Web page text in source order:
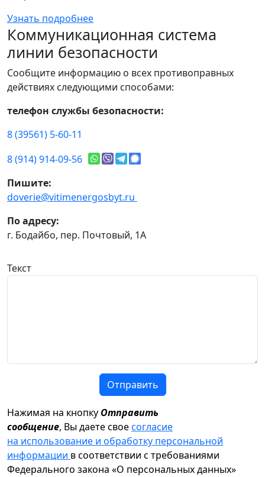
Узнать подробнее
Коммуникационная система
линии безопасности
Сообщите информацию о всех противоправных
действиях следующими способами:
телефон службы безопасности:
8 (39561) 5-60-11
8 (914) 914-09-56
Пишите:
doverie@vitimenergosbyt.ru
По адресу:
г. Бодайбо, пер. Почтовый, 1А
Текст
Отправить
Нажимая на кнопку Отправить
сообщение, Вы даете своесогласие
на использование и обработку персональной
информации в соответствии с требованиями
Федерального закона «О персональных данных»